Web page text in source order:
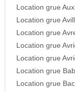
Location grue
Location grue
Location grue
Location grue
Location grue
Location grue
Location grue